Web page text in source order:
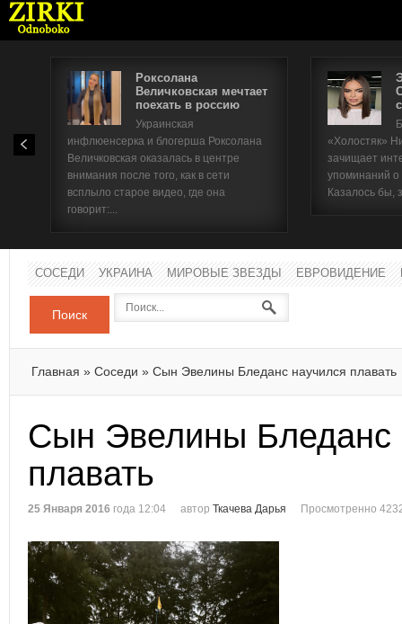
Роксолана
Величковская мечтает
поехать в россию
Украинская
инфлюенсерка и блогерша Роксолана
Величковская оказалась в центре
внимания после того, как в сети
всплыло старое видео, где она
говорит:...
«Холостяк»
зачищает
упоминаний
Казалось бы,
СОСЕДИ УКРАИНА МИРОВЫЕ ЗВЕЗДЫ ЕВРОВИДЕНИЕ
Поиск
Главная » Соседи » Сын Эвелины Бледанс научился плавать
Сын Эвелины Бледанс
плавать
25 Января 2016 года 12:04 автор Ткачева Дарья Просмотренно
Имя